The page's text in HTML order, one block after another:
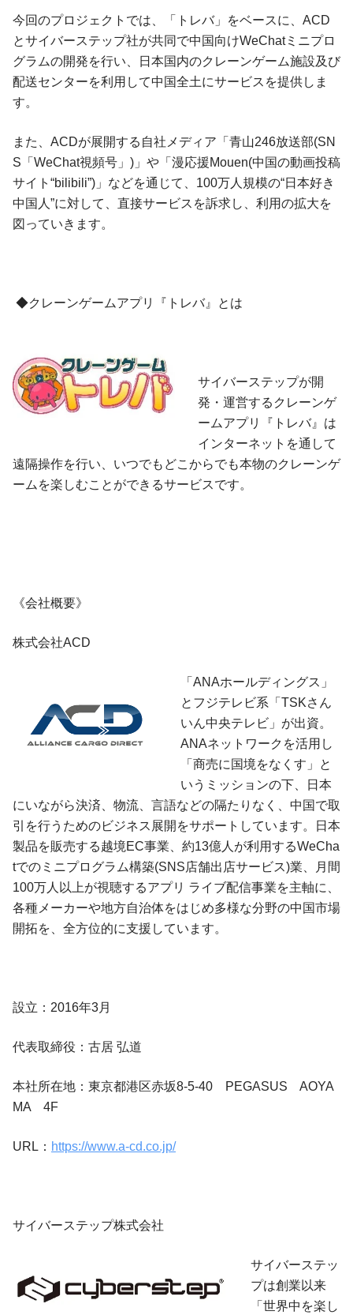
今回のプロジェクトでは、「トレバ」をベースに、ACD
とサイバーステップ社が共同で中国向けWeChatミニプロ
グラムの開発を行い、日本国内のクレーンゲーム施設及び
配送センターを利用して中国全土にサービスを提供しま
す。
また、ACDが展開する自社メディア「青山246放送部(SN
S「WeChat視頻号」)」や「漫応援Mouen(中国の動画投稿
サイト“bilibili”)」などを通じて、100万人規模の“日本好き
中国人”に対して、直接サービスを訴求し、利用の拡大を
図っていきます。
◆クレーンゲームアプリ『トレバ』とは
サイバーステップが開
発・運営するクレーンゲ
ームアプリ『トレバ』は
インターネットを通して
遠隔操作を行い、いつでもどこからでも本物のクレーンゲ
ームを楽しむことができるサービスです。
《会社概要》
株式会社ACD
「ANAホールディングス」
とフジテレビ系「TSKさん
いん中央テレビ」が出資。
ANAネットワークを活用し
「商売に国境をなくす」と
いうミッションの下、日本
にいながら決済、物流、言語などの隔たりなく、中国で取
引を行うためのビジネス展開をサポートしています。日本
製品を販売する越境EC事業、約13億人が利用するWeCha
tでのミニプログラム構築(SNS店舗出店サービス)業、月間
100万人以上が視聴するアプリ ライブ配信事業を主軸に、
各種メーカーや地方自治体をはじめ多様な分野の中国市場
開拓を、全方位的に支援しています。
設立：2016年3月
代表取締役：古居 弘道
本社所在地：東京都港区赤坂8-5-40 PEGASUS AOYA
MA 4F
URL： https://www.a-cd.co.jp/
サイバーステップ株式会社
サイバーステッ
プは創業以来
「世界中を楽し